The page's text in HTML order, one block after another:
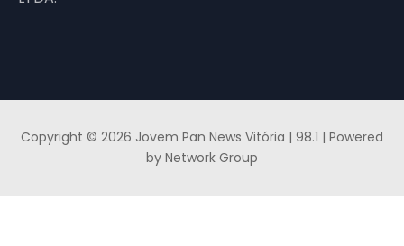
Copyright © 2026 Jovem Pan News Vitória | 98.1 | Powered
by Network Group